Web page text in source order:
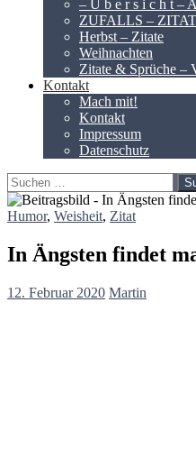
– Ü b e r s i c h t –
ZUFALLS – ZITAT
Herbst – Zitate
Weihnachten
Zitate & Sprüche –
Kontakt
Mach mit!
Kontakt
Impressum
Datenschutz
Suchen
nach:
Humor, Weisheit, Zitat
In Ängsten findet
12. Februar 2020 Martin